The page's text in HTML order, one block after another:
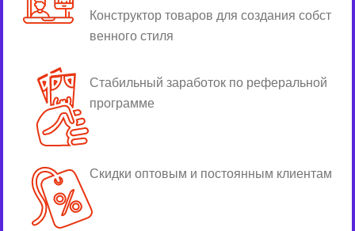
Конструктор товаров для создания собст
венного стиля
Стабильный заработок по реферальной
программе
Скидки оптовым и постоянным клиентам